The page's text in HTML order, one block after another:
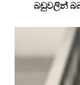
බඩුවලින්